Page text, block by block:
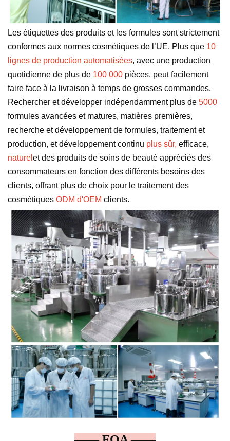
Les étiquettes des produits et les formules sont strictement
conformes aux normes cosmétiques de l’UE. Plus que 10
lignes de production automatisées, avec une production
quotidienne de plus de 100 000 pièces, peut facilement
faire face à la livraison à temps de grosses commandes.
Rechercher et développer indépendamment plus de 5000
formules avancées et matures, matières premières,
recherche et développement de formules, traitement et
production, et développement continu plus sûr, efficace,
naturel et des produits de soins de beauté appréciés des
consommateurs en fonction des différents besoins des
clients, offrant plus de choix pour le traitement des
cosmétiques ODM d'OEM clients.